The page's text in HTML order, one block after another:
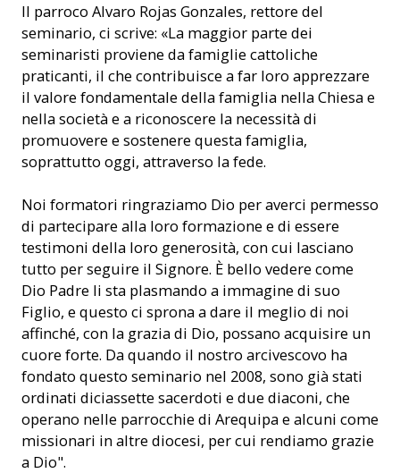
Il parroco Alvaro Rojas Gonzales, rettore del
seminario, ci scrive: «La maggior parte dei
seminaristi proviene da famiglie cattoliche
praticanti, il che contribuisce a far loro apprezzare
il valore fondamentale della famiglia nella Chiesa e
nella società e a riconoscere la necessità di
promuovere e sostenere questa famiglia,
soprattutto oggi, attraverso la fede.
Noi formatori ringraziamo Dio per averci permesso
di partecipare alla loro formazione e di essere
testimoni della loro generosità, con cui lasciano
tutto per seguire il Signore. È bello vedere come
Dio Padre li sta plasmando a immagine di suo
Figlio, e questo ci sprona a dare il meglio di noi
affinché, con la grazia di Dio, possano acquisire un
cuore forte. Da quando il nostro arcivescovo ha
fondato questo seminario nel 2008, sono già stati
ordinati diciassette sacerdoti e due diaconi, che
operano nelle parrocchie di Arequipa e alcuni come
missionari in altre diocesi, per cui rendiamo grazie
a Dio".